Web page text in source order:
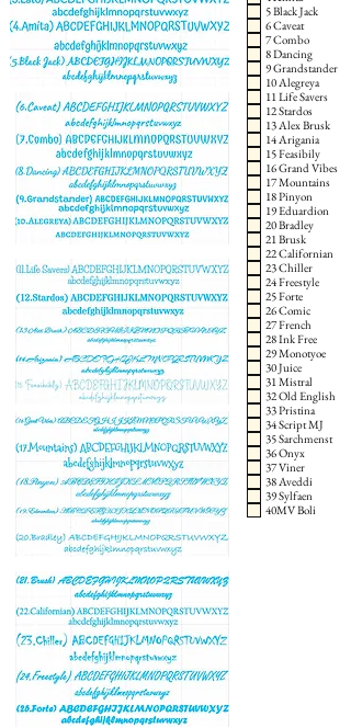
5 Black Jack
6 Caveat
7 Combo
8 Dancing
9 Grandstander
10 Alegreya
11 Life Savers
12 Stardos
13 Alex Brusk
14 Arigania
15 Feasibily
16 Grand Vibes
17 Mountains
18 Pinyon
19 Eduardion
20 Bradley
21 Brusk
22 Californian
23 Chiller
24 Freestyle
25 Forte
26 Comic
27 French
28 Ink Free
29 Monotyoe
30 Juice
31 Mistral
32 Old English
33 Pristina
34 Script MJ
35 Sarchmenst
36 Onyx
37 Viner
38 Aveddi
39 Sylfaen
40MV Boli